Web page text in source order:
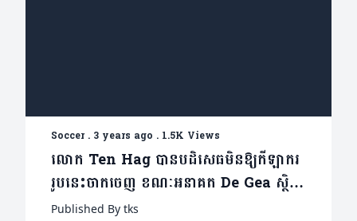
Soccer. 3 years ago . 1.5K Views
លោក Ten Hag បានបដិសេធមិនឱ្យកីឡាករ
រូបនេះចាកចេញ ខណៈអនាគត De Gea ស្ថិត
ក្នុងភាពស្រពិចស្រពិល
Published By tks